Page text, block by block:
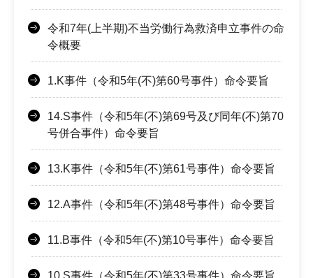
令和7年(上半期)不当労働行為救済申立事件の命
令概要
1.K事件（令和5年(不)第60号事件）命令要旨
14.S事件（令和5年(不)第69号及び同年(不)第70
号併合事件）命令要旨
13.K事件（令和5年(不)第61号事件）命令要旨
12.A事件（令和5年(不)第48号事件）命令要旨
11.B事件（令和5年(不)第10号事件）命令要旨